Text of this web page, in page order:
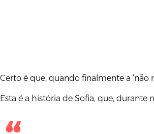
Certo é que, quando finalmente a
Esta é a história de Sofia, que,